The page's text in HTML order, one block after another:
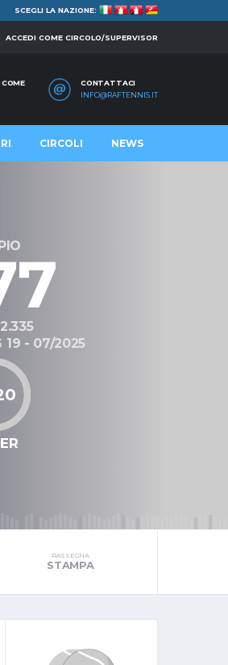
SCEGLI LA NAZIONE:
ACCEDI COME CIRCOLO/SUPERVISOR
CONTATTACI
INFO@RAFTENNIS.IT
CIRCOLI NEWS
19 - 07/2025
RASSEGNA
STAMPA